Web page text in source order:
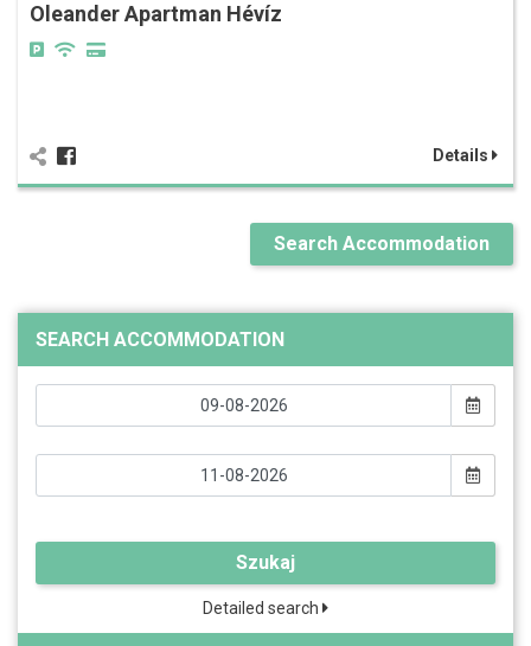
Oleander Apartman Hévíz
Details
Search Accommodation
SEARCH ACCOMMODATION
Szukaj
Detailed search